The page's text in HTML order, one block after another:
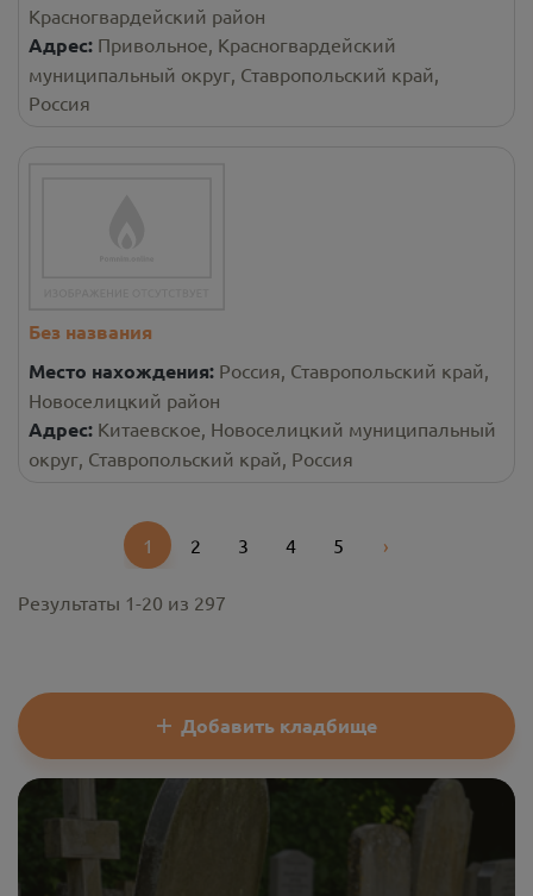
Красногвардейский район
Адрес: Привольное, Красногвардейский
муниципальный округ, Ставропольский край,
Россия
Без названия
Место нахождения: Россия, Ставропольский край,
Новоселицкий район
Адрес: Китаевское, Новоселицкий муниципальный
округ, Ставропольский край, Россия
1 2 3 4 5 ›Next
Результаты 1-20 из 297
Добавить кладбище